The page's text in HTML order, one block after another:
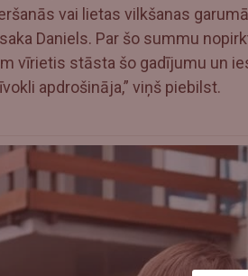
vai lietas vilkšanas
Daniels. Par šo summu
vīrietis stāsta šo gadījumu un
apdrošināja,” viņš piebilst.